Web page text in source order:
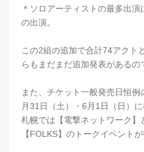
＊ソロアーティストの最多出
の出演。
この2組の追加で合計74アクト
らもまだまだ追加発表があるの
また、チケット一般発売日恒例
月31日（土）・6月1日（日）
札幌では【電撃ネットワーク】
【FOLKS】のトークイベントが